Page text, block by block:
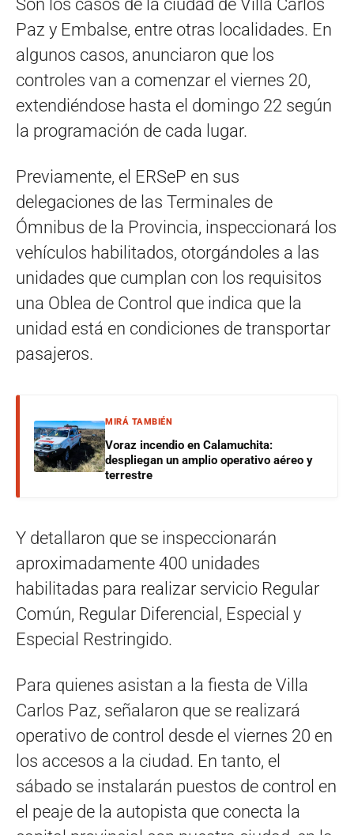
Son los casos de la ciudad de Villa Carlos
Paz y Embalse, entre otras localidades. En
algunos casos, anunciaron que los
controles van a comenzar el viernes 20,
extendiéndose hasta el domingo 22 según
la programación de cada lugar.
Previamente, el ERSeP en sus
delegaciones de las Terminales de
Ómnibus de la Provincia, inspeccionará los
vehículos habilitados, otorgándoles a las
unidades que cumplan con los requisitos
una Oblea de Control que indica que la
unidad está en condiciones de transportar
pasajeros.
MIRÁ TAMBIÉN
Voraz incendio en Calamuchita:
despliegan un amplio operativo aéreo y
terrestre
Y detallaron que se inspeccionarán
aproximadamente 400 unidades
habilitadas para realizar servicio Regular
Común, Regular Diferencial, Especial y
Especial Restringido.
Para quienes asistan a la fiesta de Villa
Carlos Paz, señalaron que se realizará
operativo de control desde el viernes 20 en
los accesos a la ciudad. En tanto, el
sábado se instalarán puestos de control en
el peaje de la autopista que conecta la